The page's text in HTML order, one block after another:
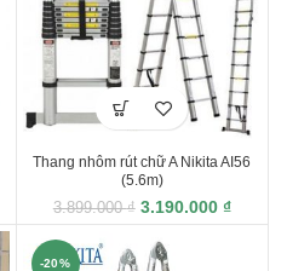
Thang nhôm rút chữ A Nikita AI56
(5.6m)
3.899.000₫ 3.190.000 ₫
-20%